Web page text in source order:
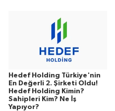
Hedef Holding Türkiye'nin
En Değerli 2. Şirketi Oldu!
Hedef Holding Kimin?
Sahipleri Kim? Ne İş
Yapıyor?